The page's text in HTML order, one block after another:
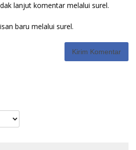
lanjut komentar melalui surel.
baru melalui surel.